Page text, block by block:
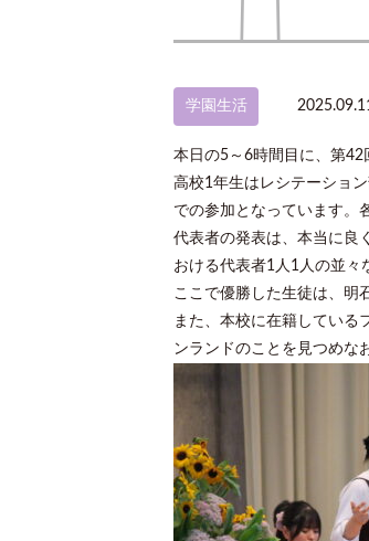
学園生活
本日の5～6時間目に、 第42
高校1年生はレシテーショ
での参加となっています。
代表者の発表は、本当に良
おける代表者1人1人の並々
ここで優勝した生徒は、明
また、本校に在籍している
ンランドのことを見つめな